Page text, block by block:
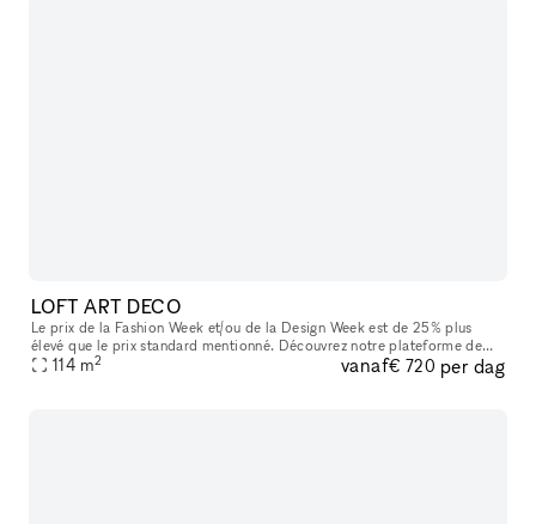
LOFT ART DECO
Le prix de la Fashion Week et/ou de la Design Week est de 25% plus
élevé que le prix standard mentionné. Découvrez notre plateforme de
location B2B pour des espaces éphémères idéalement situés à Pa
114 m2 vanaf€ 720 per dag